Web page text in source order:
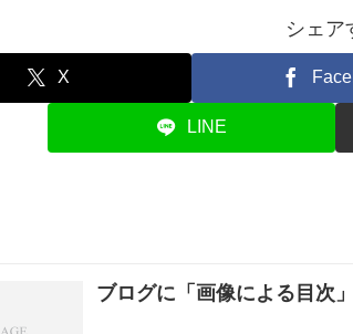
シェア
X
LINE
ブログに「画像による目次